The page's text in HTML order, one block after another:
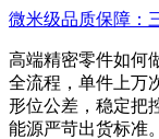
微米级品质保障：
高端精密零件如何
全流程，单件上万
形位公差，稳定把
能源严苛出货标准。